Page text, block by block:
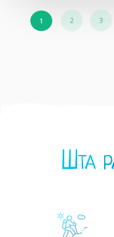
1 2 3
Шта